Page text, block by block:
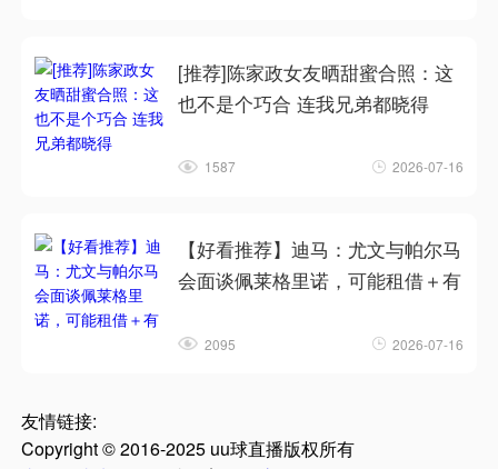
[推荐]陈家政女友晒甜蜜合照：这
也不是个巧合 连我兄弟都晓得
1587 2026-07-16
【好看推荐】迪马：尤文与帕尔马
会面谈佩莱格里诺，可能租借＋有
2095 2026-07-16
友情链接:
Copyright © 2016-2025 uu球直播版权所有